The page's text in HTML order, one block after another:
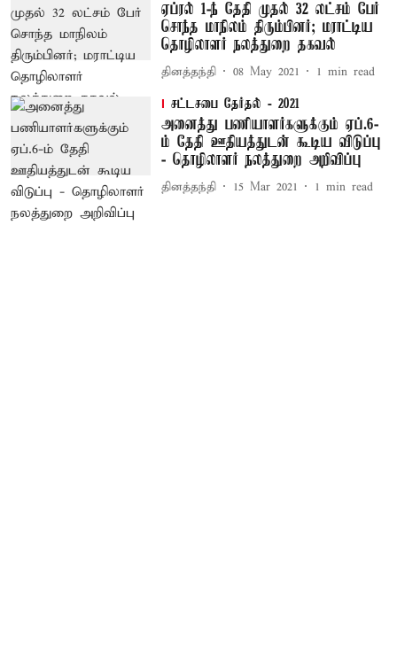
ஏப்ரல் 1-ந் தேதி முதல் 32 லட்சம் பேர்
சொந்த மாநிலம் திரும்பினர்; மராட்டிய
தொழிலாளர் நலத்துறை தகவல்
தினத்தந்தி 08 May 2021 1 min read
சட்டசபை தேர்தல் - 2021
அனைத்து பணியாளர்களுக்கும் ஏப்.6-
ம் தேதி ஊதியத்துடன் கூடிய விடுப்பு
- தொழிலாளர் நலத்துறை அறிவிப்பு
தினத்தந்தி 15 Mar 2021 1 min read